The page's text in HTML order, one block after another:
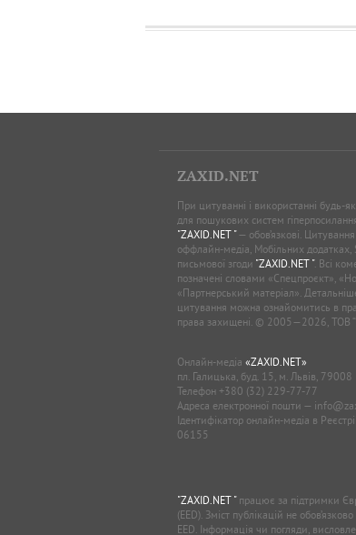
ZAXID.NET
При цитуванні і використанні будь-
для пошукових систем
"ZAXID.NET "— обов’язкові.
оффлайн-медіа, Мобільних
письмової згоди "ZAXID.NET ". Всі
позначені словами «Спецпроєкт»,
«Партнерський матеріал».
цитування можна ознайомитись в
права захищені. © 2005—2026, ТОВ
Онлайн-медіа «ZAXID.NET»
пл. Галицька, буд. 15, м. Львів, 79008
Телефон +380 (32) 229-77-77
Адреса електронної пошти —
Ідентифікатор онлайн-медіа в
06155
"ZAXID.NET "працює за підтримки
(EED). Зміст публікацій не
EED. Інформація чи погляди,